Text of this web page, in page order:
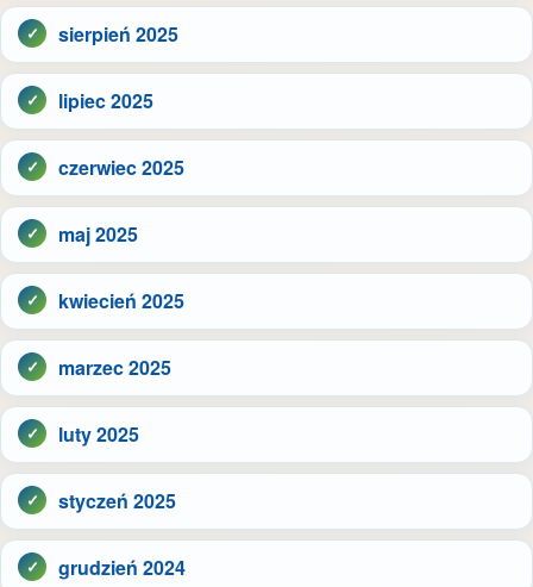
sierpień 2025
lipiec 2025
czerwiec 2025
maj 2025
kwiecień 2025
marzec 2025
luty 2025
styczeń 2025
grudzień 2024